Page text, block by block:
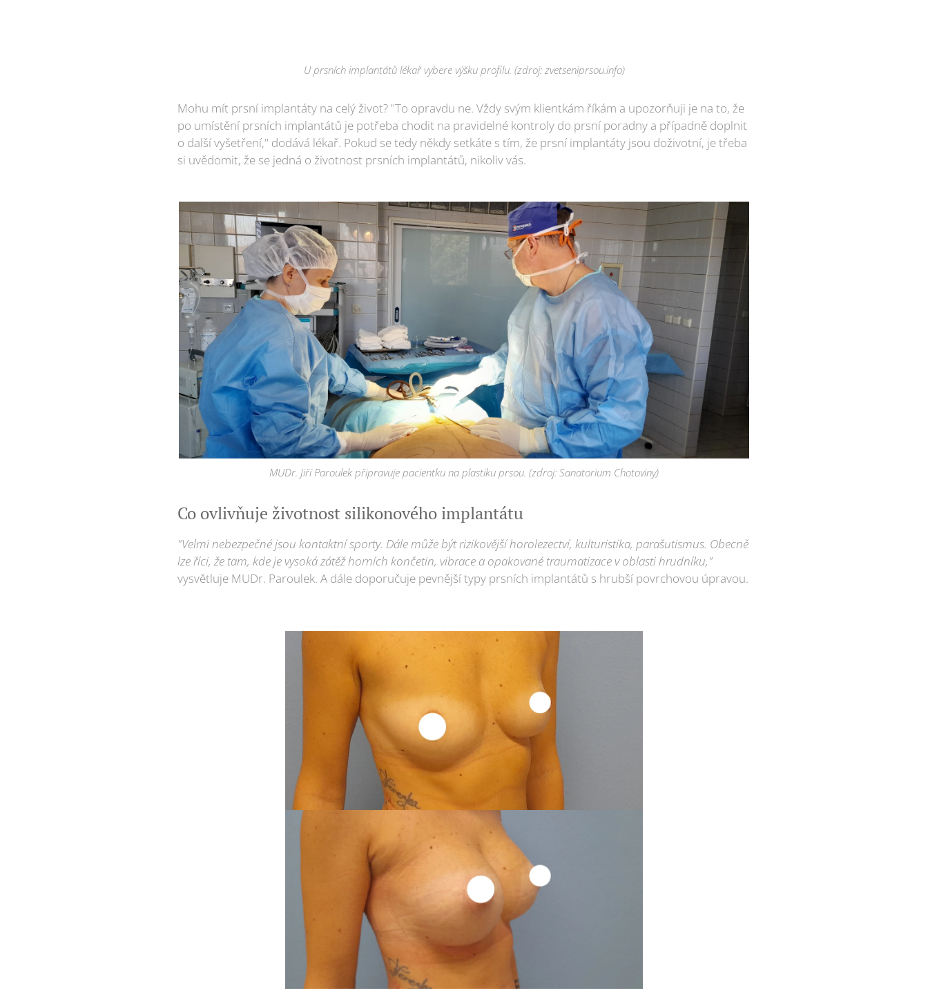
U prsních implantátů lékař vybere výšku profilu. (zdroj: zvetseniprsou.info)
Mohu mít prsní implantáty na celý život? "To opravdu ne. Vždy svým klientkám říkám a upozorňuji je na to, že
po umístění prsních implantátů je potřeba chodit na pravidelné kontroly do prsní poradny a případně doplnit
o další vyšetření," dodává lékař. Pokud se tedy někdy setkáte s tím, že prsní implantáty jsou doživotní, je třeba
si uvědomit, že se jedná o životnost prsních implantátů, nikoliv vás.
MUDr. Jiří Paroulek připravuje pacientku na plastiku prsou. (zdroj: Sanatorium Chotoviny)
Co ovlivňuje životnost silikonového implantátu
"Velmi nebezpečné jsou kontaktní sporty. Dále může být rizikovější horolezectví, kulturistika, parašutismus. Obecně
lze říci, že tam, kde je vysoká zátěž horních končetin, vibrace a opakované traumatizace v oblasti hrudníku,"
vysvětluje MUDr. Paroulek. A dále doporučuje pevnější typy prsních implantátů s hrubší povrchovou úpravou.